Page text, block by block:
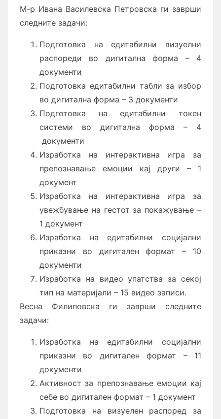
М-р Ивана Василевска Петровска ги заврши
следните задачи:
Подготовка на едитабилни визуелни
распореди во дигитална форма – 4
документи
Подготовка едитабилни табли за избор
во дигитална форма – 3 документи
Подготовка на едитабилни токен
системи во дигитална форма – 4
документи
Изработка на интерактивна игра за
препознавање емоции кај други – 1
документ
Изработка на интерактивна игра за
увежбување на гестот за покажување –
1 документ
Изработка на едитабилни социјални
приказни во дигитален формат – 10
документи
Изработка на видео упатства за секој
тип на материјали – 15 видео записи.
Весна Филиповска ги заврши следните
задачи:
Изработка на едитабилни социјални
приказни во дигитален формат – 11
документи
Активност за препознавање емоции кај
себе во дигитален формат – 1 документ
Подготовка на визуелен распоред за